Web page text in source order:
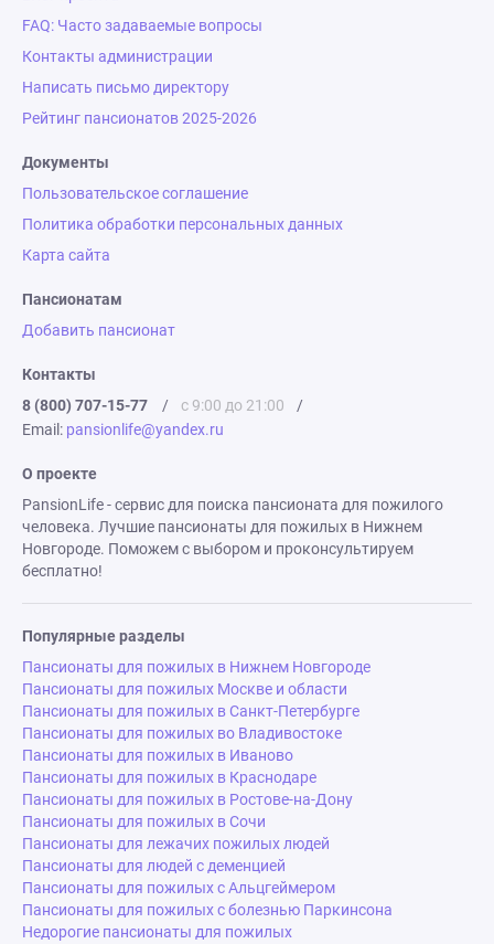
FAQ: Часто задаваемые вопросы
Контакты администрации
Написать письмо директору
Рейтинг пансионатов 2025-2026
Документы
Пользовательское соглашение
Политика обработки персональных данных
Карта сайта
Пансионатам
Добавить пансионат
Контакты
8 (800) 707-15-77
/ с 9:00 до 21:00
/
Email: pansionlife@yandex.ru
О проекте
PansionLife - сервис для поиска пансионата для пожилого
человека. Лучшие пансионаты для пожилых в Нижнем
Новгороде. Поможем с выбором и проконсультируем
бесплатно!
Популярные разделы
Пансионаты для пожилых в Нижнем Новгороде
Пансионаты для пожилых Москве и области
Пансионаты для пожилых в Санкт-Петербурге
Пансионаты для пожилых во Владивостоке
Пансионаты для пожилых в Иваново
Пансионаты для пожилых в Краснодаре
Пансионаты для пожилых в Ростове-на-Дону
Пансионаты для пожилых в Сочи
Пансионаты для лежачих пожилых людей
Пансионаты для людей с деменцией
Пансионаты для пожилых с Альцгеймером
Пансионаты для пожилых с болезнью Паркинсона
Недорогие пансионаты для пожилых